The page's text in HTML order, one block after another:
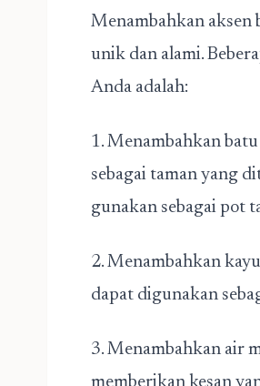
Menambahkan aksen
unik dan alami.
Anda adalah:
1. Menambahkan
sebagai taman yang
gunakan sebagai pot
2. Menambahkan
dapat digunakan
3. Menambahkan air
memberikan kesan